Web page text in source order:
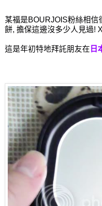
某福是BOURJOIS粉絲相信
餅, 擔保這邊沒多少人見過!
這是年初特地拜託朋友在 日